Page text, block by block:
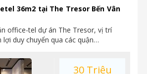
36m2 tại The Tresor Bến Vân
office-tel dự án The Tresor, vị trí
duy chuyển qua các quận…
30 Triệu